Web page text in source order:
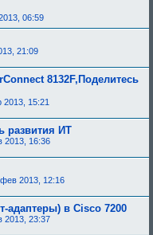
06:59
21:09
8132F,Поделитесь
2013, 15:21
развития ИТ
2013, 16:36
2013, 12:16
адаптеры) в Cisco 7200
2013, 23:37